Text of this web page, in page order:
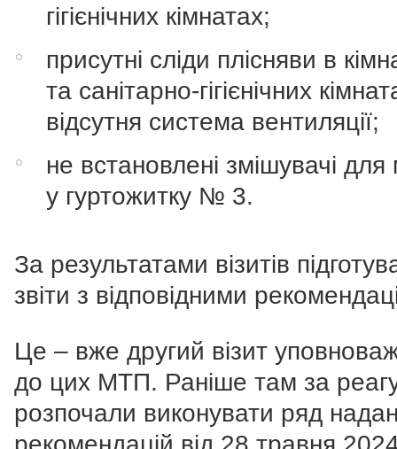
гігієнічних кімнатах;
присутні сліди плісняви в
та санітарно-гігієнічних
відсутня система вентиляції;
не встановлені змішувачі
у гуртожитку № 3.
За результатами візитів
звіти з відповідними
Це – вже другий візит
до цих МТП. Раніше там за
розпочали виконувати ряд